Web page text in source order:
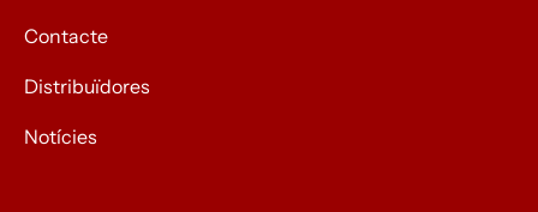
Contacte
Distribuïdores
Notícies